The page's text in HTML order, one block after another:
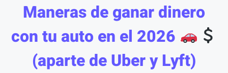
Maneras de ganar dinero
con tu auto en el 2026
(aparte de Uber y Lyft)